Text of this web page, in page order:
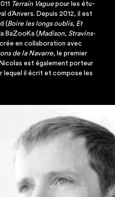
Ter­rain Vague pour les étu­
d’Anvers. Depuis 2012, il est
(Boire les longs oublis, Et
BaZoo­Ka (Madi­son, Stra­vins­
crée en col­la­bo­ra­tion avec
de la Navarre, le pre­mier
est éga­le­ment por­teur
lequel il écrit et com­pose les